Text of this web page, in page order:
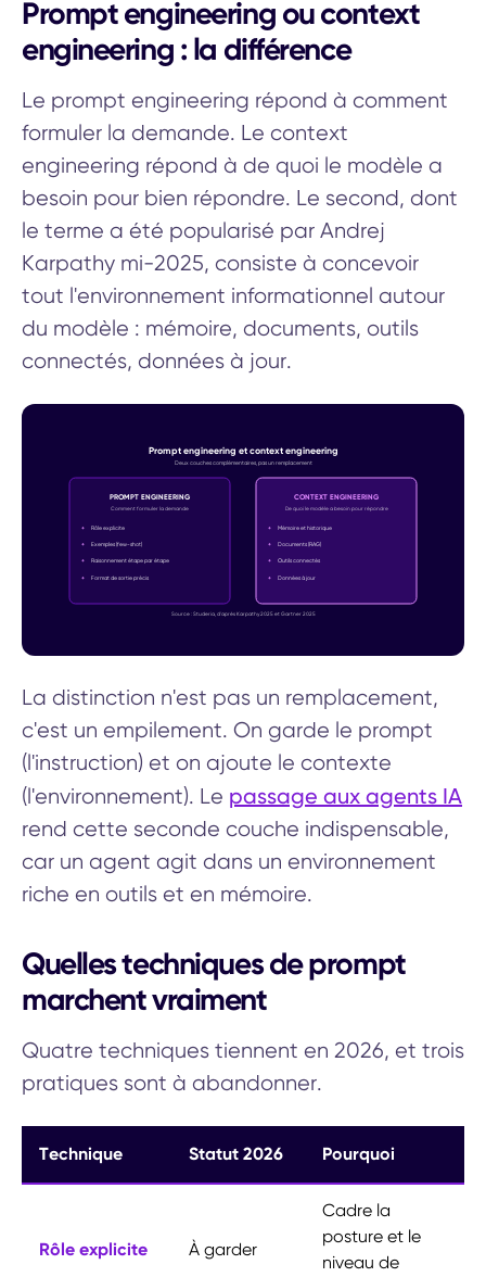
Prompt engineering ou context
engineering : la différence
Le prompt engineering répond à comment
formuler la demande. Le context
engineering répond à de quoi le modèle a
besoin pour bien répondre. Le second, dont
le terme a été popularisé par Andrej
Karpathy mi-2025, consiste à concevoir
tout l'environnement informationnel autour
du modèle : mémoire, documents, outils
connectés, données à jour.
Prompt engineering et context engineering
Deux couches complémentaires, pas un remplacement
PROMPT ENGINEERING
Comment formuler la demande
+ Rôle explicite
+ Exemples (few-shot)
+ Raisonnement étape par étape
+ Format de sortie précis
CONTEXT ENGINEERING
De quoi le modèle a besoin pour répondre
+ Mémoire et historique
+ Documents (RAG)
+ Outils connectés
+ Données à jour
Source : Studeria, d'après Karpathy 2025 et Gartner 2025
La distinction n'est pas un remplacement,
c'est un empilement. On garde le prompt
(l'instruction) et on ajoute le contexte
(l'environnement). Le passage aux agents IA
rend cette seconde couche indispensable,
car un agent agit dans un environnement
riche en outils et en mémoire.
Quelles techniques de prompt
marchent vraiment
Quatre techniques tiennent en 2026, et trois
pratiques sont à abandonner.
Technique Statut 2026 Pourquoi
Rôle explicite À garder
Cadre la
posture et le
niveau de